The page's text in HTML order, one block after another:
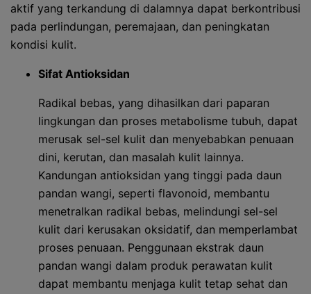
aktif yang terkandung di dalamnya dapat berkontribusi
pada perlindungan, peremajaan, dan peningkatan
kondisi kulit.
Sifat Antioksidan
Radikal bebas, yang dihasilkan dari paparan
lingkungan dan proses metabolisme tubuh, dapat
merusak sel-sel kulit dan menyebabkan penuaan
dini, kerutan, dan masalah kulit lainnya.
Kandungan antioksidan yang tinggi pada daun
pandan wangi, seperti flavonoid, membantu
menetralkan radikal bebas, melindungi sel-sel
kulit dari kerusakan oksidatif, dan memperlambat
proses penuaan. Penggunaan ekstrak daun
pandan wangi dalam produk perawatan kulit
dapat membantu menjaga kulit tetap sehat dan